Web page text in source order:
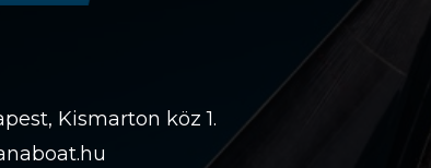
Kismarton köz 1.